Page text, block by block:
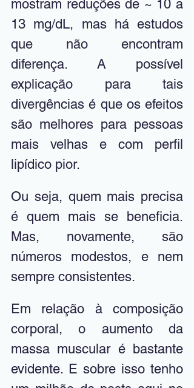
mostram reduções de ~ 10 a
13 mg/dL, mas há estudos
que não encontram
diferença. A possível
explicação para tais
divergências é que os efeitos
são melhores para pessoas
mais velhas e com perfil
lipídico pior.
Ou seja, quem mais precisa
é quem mais se beneficia.
Mas, novamente, são
números modestos, e nem
sempre consistentes.
Em relação à composição
corporal, o aumento da
massa muscular é bastante
evidente. E sobre isso tenho